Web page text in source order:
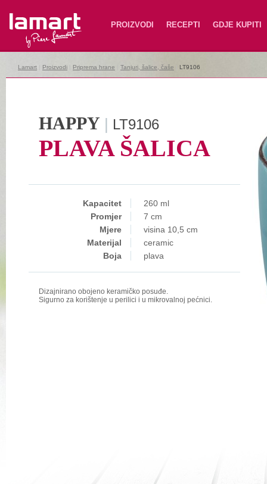
Lamart PROIZVODI RECEPTI GDJE KUPITI
Lamart Proizvodi Priprema hrane Tanjuri, šalice, čaše LT9106
HAPPY | LT9106
PLAVA ŠALICA
Kapacitet
260 ml
Promjer
7 cm
Mjere
visina 10,5 cm
Materijal
ceramic
Boja
plava
Dizajnirano obojeno keramičko posuđe.
Sigurno za korištenje u perilici i u mikrovalnoj pećnici.